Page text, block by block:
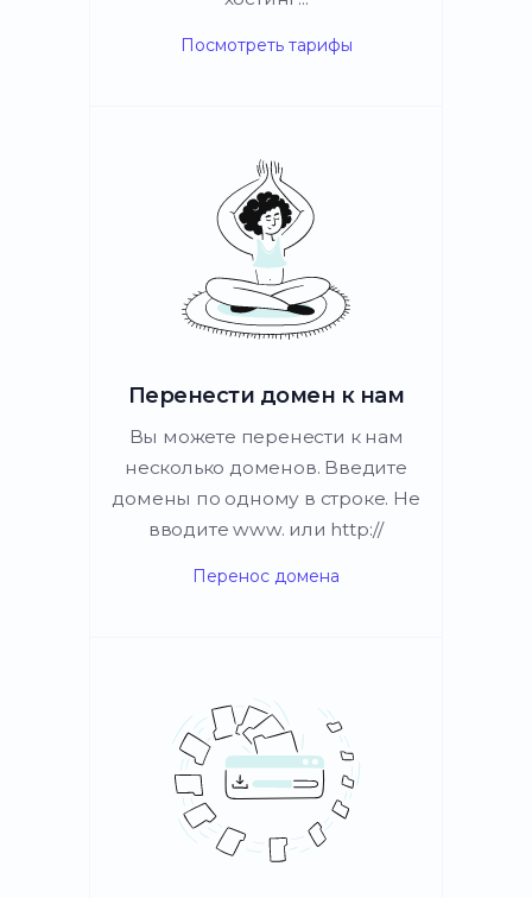
Посмотреть тарифы
Перенести домен к нам
Вы можете перенести к нам
несколько доменов. Введите
домены по одному в строке. Не
вводите www. или http://
Перенос домена